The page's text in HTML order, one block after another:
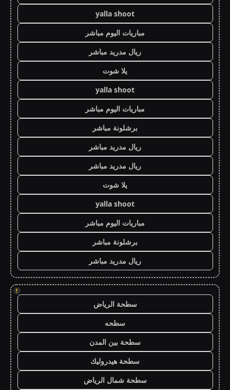
yalla shoot
مباريات اليوم مباشر
ريال مدريد مباشر
يلا شوت
yalla shoot
مباريات اليوم مباشر
برشلونة مباشر
ريال مدريد مباشر
ريال مدريد مباشر
يلا شوت
yalla shoot
مباريات اليوم مباشر
برشلونة مباشر
ريال مدريد مباشر
!
سطحة الرياض
سطحه
سطحة بين المدن
سطحة هيدروليك
سطحة شمال الرياض